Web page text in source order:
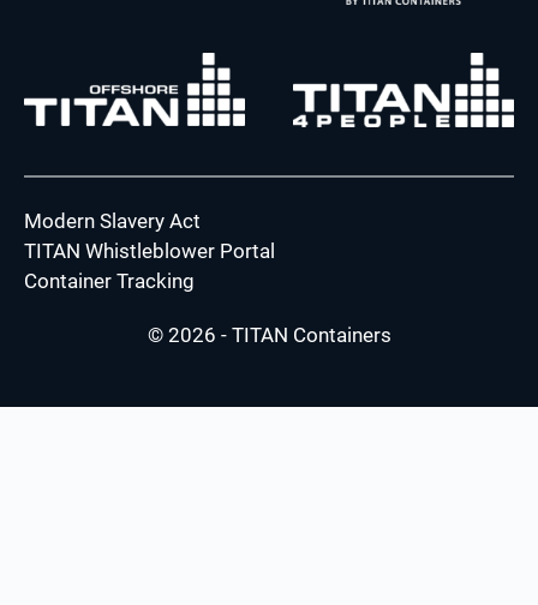
Modern Slavery Act
TITAN Whistleblower Portal
Container Tracking
© 2026 - TITAN Containers